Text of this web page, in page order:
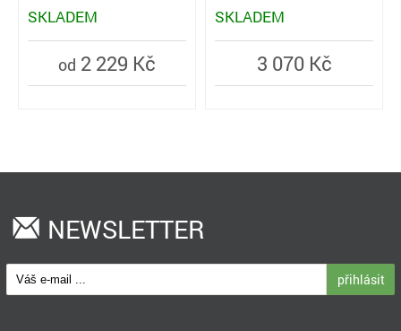
SKLADEM
od 2 229 Kč
SKLADEM
3 070 Kč
NEWSLETTER
přihlásit